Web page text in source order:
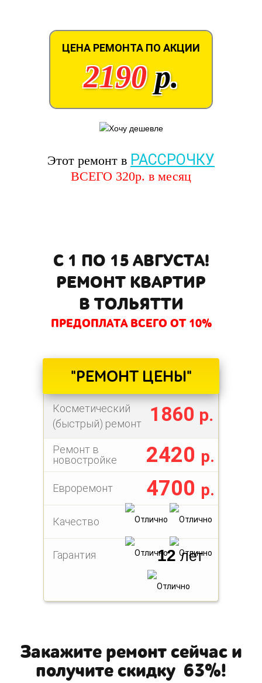
ЦЕНА РЕМОНТА ПО АКЦИИ
2190 р.
Этот ремонт в РАССРОЧКУ
ВСЕГО 320р. в месяц
С 1 ПО 15 АВГУСТА!
РЕМОНТ КВАРТИР
В ТОЛЬЯТТИ
ПРЕДОПЛАТА ВСЕГО ОТ 10%
"РЕМОНТ ЦЕНЫ"
Косметический
(быстрый) ремонт
1860 р.
Ремонт в
новостройке
2420 р.
Евроремонт 4700 р.
Качество
Гарантия 12 лет
Закажите ремонт сейчас и
получите скидку 63%!